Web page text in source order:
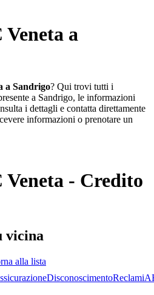
a
a Sandrigo? Qui trovi tutti i
a Sandrigo, le informazioni
i dettagli e contatta direttamente
informazioni o prenotare un
- Credito
vicina
alla lista
DisconoscimentoReclami